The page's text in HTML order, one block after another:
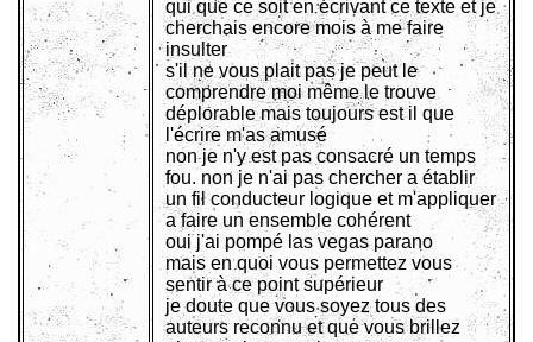
qui que ce soit en écrivant ce texte et je
cherchais encore mois à me faire
insulter
s'il ne vous plait pas je peut le
comprendre moi même le trouve
déplorable mais toujours est il que
l'écrire m'as amusé
non je n'y est pas consacré un temps
fou. non je n'ai pas chercher a établir
un fil conducteur logique et m'appliquer
a faire un ensemble cohérent
oui j'ai pompé las vegas parano
mais en quoi vous permettez vous
sentir à ce point supérieur
je doute que vous soyez tous des
auteurs reconnu et que vous brillez